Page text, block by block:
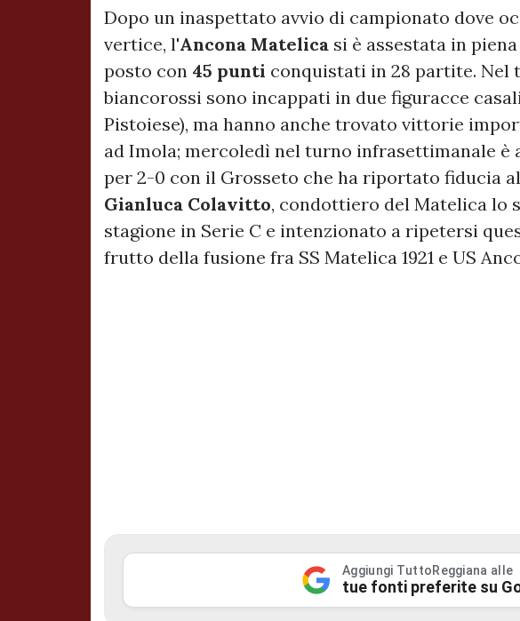
Dopo un inaspettato avvio di campionato dove
vertice, l'Ancona Matelica si è assestata in piena
posto con 45 punti conquistati in 28 partite. Nel
biancorossi sono incappati in due figuracce
Pistoiese), ma hanno anche trovato vittorie
ad Imola; mercoledì nel turno infrasettimanale è
per 2-0 con il Grosseto che ha riportato fiducia
Gianluca Colavitto, condottiero del Matelica lo
stagione in Serie C e intenzionato a ripetersi
frutto della fusione fra SS Matelica 1921 e US
Aggiungi TuttoReggiana alle
tue fonti preferite su